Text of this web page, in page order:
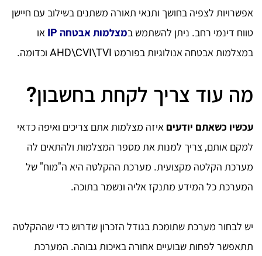
אפשרויות לצפיה בחושך ותנאי תאורה משתנים בשילוב עם חיישן
טווח דינמי רחב. ניתן להשתמש במצלמות אבטחה IP
או
במצלמות אבטחה אנולוגיות בפורמט AHD\CVI\TVI וכדומה.
מה עוד צריך לקחת בחשבון?
עכשיו כשאתם יודעים איזה מצלמות אתם צריכים ואיפה כדאי
למקם אותם, צריך למנות את מספר המצלמות ולהתאים לה
מערכת הקלטה מקצועית. מערכת ההקלטה היא ה"מוח" של
המערכת כל המידע מתנקז אליה ונשמר בתוכה.
יש לבחור מערכת שתומכת בגודל הזכרון שדרוש כדי שההקלטה
תתאפשר לפחות שבועיים אחורה באיכות גבוהה. המערכת